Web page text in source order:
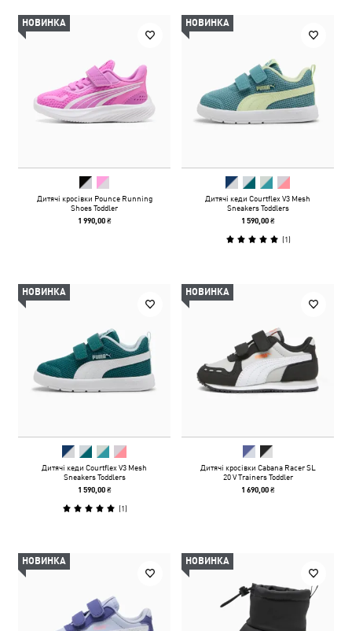
НОВИНКА
Дитячі кросівки Pounce Running
Shoes Toddler
1 990,00 ₴
НОВИНКА
Дитячі кеди Courtflex V3 Mesh
Sneakers Toddlers
1 590,00 ₴
(1)
НОВИНКА
Дитячі кеди Courtflex V3 Mesh
Sneakers Toddlers
1 590,00 ₴
(1)
НОВИНКА
Дитячі кросівки Cabana Racer SL
20 V Trainers Toddler
1 690,00 ₴
НОВИНКА НОВИНКА